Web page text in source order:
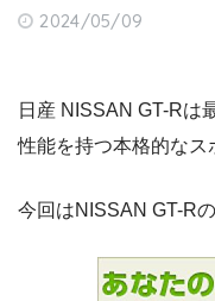
2024/05/09
日産 NISSAN GT-Rは
性能を持つ本格的なス
今回はNISSAN GT-R